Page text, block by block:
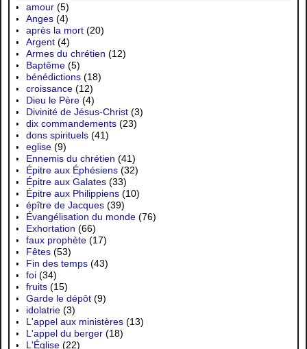
amour (5)
Anges (4)
après la mort (20)
Argent (4)
Armes du chrétien (12)
Baptême (5)
bénédictions (18)
croissance (12)
Dieu le Père (4)
Divinité de Jésus-Christ (3)
dix commandements (23)
dons spirituels (41)
eglise (9)
Ennemis du chrétien (41)
Épitre aux Éphésiens (32)
Épitre aux Galates (33)
Épitre aux Philippiens (10)
épître de Jacques (39)
Évangélisation du monde (76)
Exhortation (66)
faux prophète (17)
Fêtes (53)
Fin des temps (43)
foi (34)
fruits (15)
Garde le dépôt (9)
idolatrie (3)
L'appel aux ministères (13)
L'appel du berger (18)
L'Église (22)